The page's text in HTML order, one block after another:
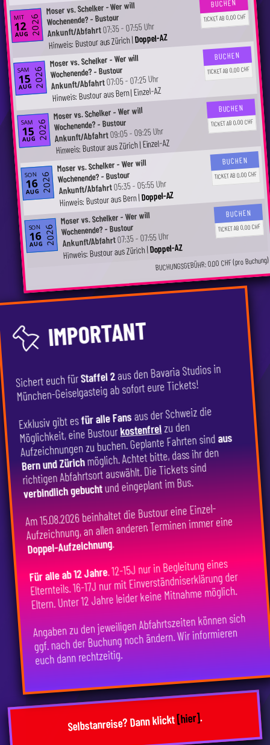
12
MIT 2026
AUG
Moser vs. Schelker - Wer will
Wochenende? - Bustour
Ankunft/Abfahrt07:35 - 07:55 Uhr
Hinweis: Bustour aus Zürich |Doppel-AZ
BUCHEN
TICKET AB 0,00 CHF
15
SAM 2026
AUG
Moser vs. Schelker - Wer will
Wochenende? - Bustour
Ankunft/Abfahrt07:05 - 07:25 Uhr
Hinweis: Bustour aus Bern | Einzel-AZ
BUCHEN
TICKET AB 0,00 CHF
15
SAM 2026
AUG
Moser vs. Schelker - Wer will
Wochenende? - Bustour
Ankunft/Abfahrt09:05 - 09:25 Uhr
Hinweis: Bustour aus Zürich | Einzel-AZ
BUCHEN
TICKET AB 0,00 CHF
16
SON 2026
AUG
Moser vs. Schelker - Wer will
Wochenende? - Bustour
Ankunft/Abfahrt05:35 - 05:55 Uhr
Hinweis: Bustour aus Bern |Doppel-AZ
BUCHEN
TICKET AB 0,00 CHF
16
SON 2026
AUG
Moser vs. Schelker - Wer will
Wochenende? - Bustour
Ankunft/Abfahrt07:35 - 07:55 Uhr
Hinweis: Bustour aus Zürich |Doppel-AZ
BUCHEN
TICKET AB 0,00 CHF
BUCHUNGSGEBÜHR: 0.00 CHF (pro Buchung)
IMPORTANT
Sichert euch fürStaffel 2aus den Bavaria Studios in
München-Geiselgasteig ab sofort eure Tickets!
Exklusiv gibt esfür alle Fansaus der Schweiz die
Möglichkeit, eine Bustourkostenfreizu den
Aufzeichnungen zu buchen. Geplante Fahrten sindaus
Bern und Zürichmöglich. Achtet bitte, dass ihr den
richtigen Abfahrtsort auswählt. Die Tickets sind
verbindlich gebuchtund eingeplant im Bus.
Am 15.08.2026 beinhaltet die Bustour eine Einzel-
Aufzeichnung, an allen anderen Terminen immer eine
Doppel-Aufzeichnung.
Für alle ab 12 Jahre. 12-15J nur in Begleitung eines
Elternteils. 16-17J nur mit Einverständniserklärung der
Eltern. Unter 12 Jahre leider keine Mitnahme möglich.
Angaben zu den jeweiligen Abfahrtszeiten können sich
ggf. nach der Buchung noch ändern. Wir informieren
euch dann rechtzeitig.
Selbstanreise? Dann klickt[hier].